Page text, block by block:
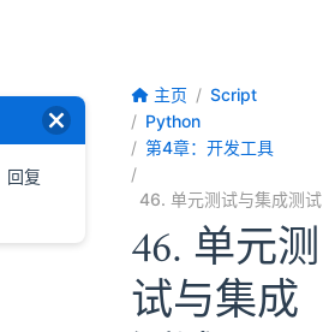
主页
Script
Python
第4章：开发工具
46. 单元测试与集成测试
46. 单元测
试与集成
回复